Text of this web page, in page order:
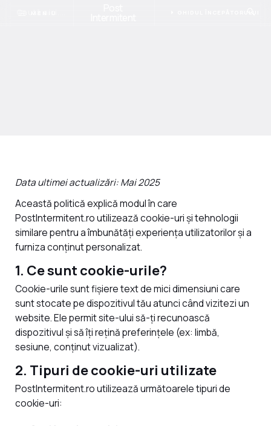
Data ultimei actualizări: Mai 2025
Această politică explică modul în care
PostIntermitent.ro utilizează cookie-uri și tehnologii
similare pentru a îmbunătăți experiența utilizatorilor și a
furniza conținut personalizat.
1. Ce sunt cookie-urile?
Cookie-urile sunt fișiere text de mici dimensiuni care
sunt stocate pe dispozitivul tău atunci când vizitezi un
website. Ele permit site-ului să-ți recunoască
dispozitivul și să îți rețină preferințele (ex: limbă,
sesiune, conținut vizualizat).
2. Tipuri de cookie-uri utilizate
PostIntermitent.ro utilizează următoarele tipuri de
cookie-uri: